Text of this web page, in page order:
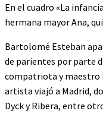
En el cuadro «La
hermana mayor Ana,
Bartolomé Esteban
de parientes por parte
compatriota y maestro
artista viajó a Madrid,
Dyck y Ribera, entre